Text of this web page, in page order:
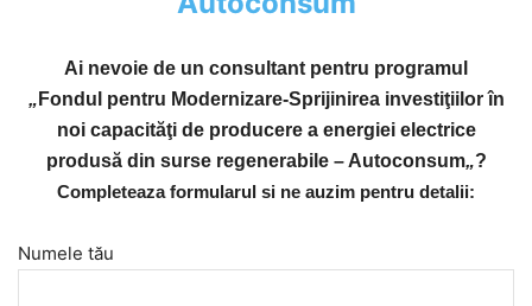
Ai nevoie de un consultant pentru programul
„ Fondul pentru Modernizare-Sprijinirea investiţiilor în
noi capacităţi de producere a energiei electrice
produsă din surse regenerabile – Autoconsum„?
Completeaza formularul si ne auzim pentru detalii:
Numele tău